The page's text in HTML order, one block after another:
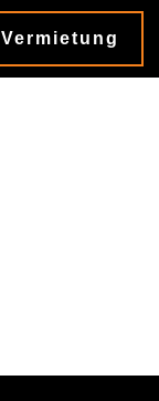
Vermietung